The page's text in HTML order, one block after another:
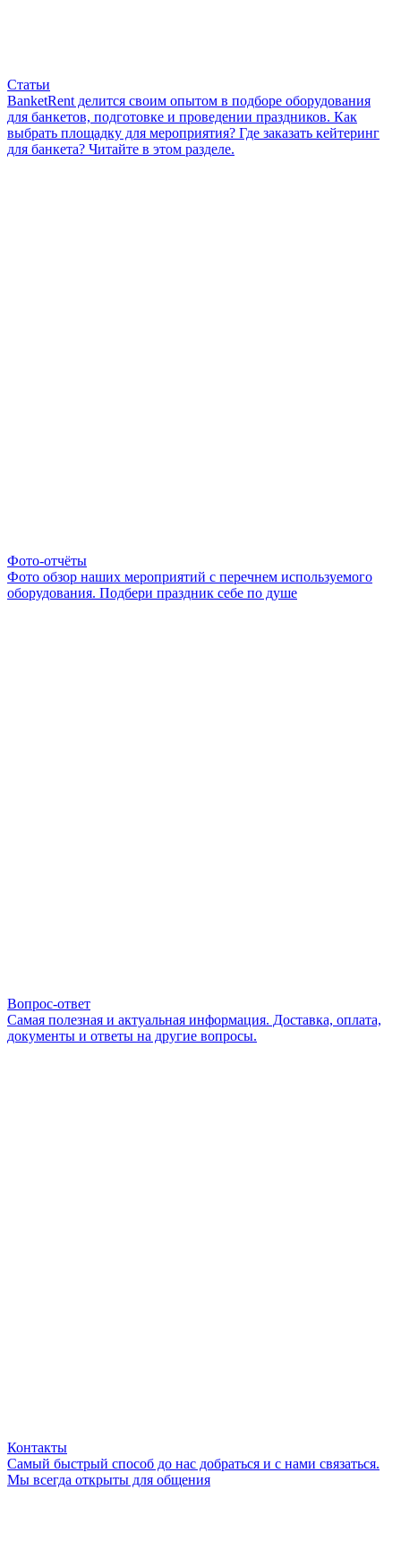
Статьи
BanketRent делится своим опытом в подборе оборудования
для банкетов, подготовке и проведении праздников. Как
выбрать площадку для мероприятия? Где заказать кейтеринг
для банкета? Читайте в этом разделе.
Фото-отчёты
Фото обзор наших мероприятий с перечнем используемого
оборудования. Подбери праздник себе по душе
Вопрос-ответ
Самая полезная и актуальная информация. Доставка, оплата,
документы и ответы на другие вопросы.
Контакты
Самый быстрый способ до нас добраться и с нами связаться.
Мы всегда открыты для общения